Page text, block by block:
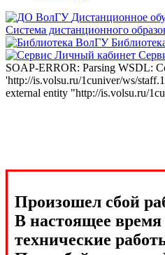
Дистанционное
Система дистанционного
SOAP-ERROR: Parsing WSDL:
'http://is.volsu.ru/1cuniver/ws/
external entity "http://is.volsu.ru/
Произошел сбой
В настоящее время
технические